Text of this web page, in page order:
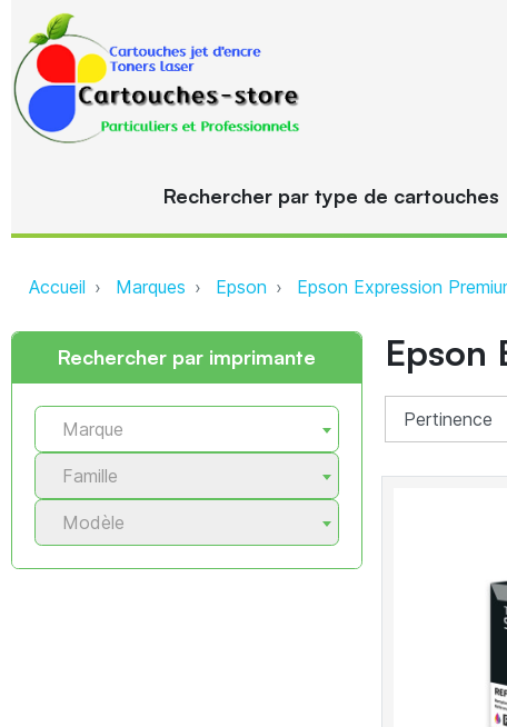
Rechercher par type de cartouches
Accueil Marques Epson Epson Expression
Rechercher par imprimante
Marque
Famille
Modèle
Epson